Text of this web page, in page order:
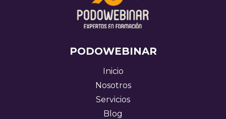
PODOWEBINAR
Inicio
Nosotros
Servicios
Blog